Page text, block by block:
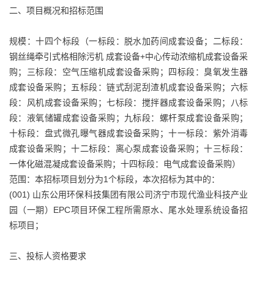
二、项目概况和招标范围
规模：十四个标段（一标段：脱水加药间成套设备；二标段：
钢丝绳牵引式格相除污机 成套设备+中心传动浓缩机成套设备采
购；三标段：空气压缩机成套设备采购；四标段：臭氧发生器
成套设备采购；五标段：链式刮泥刮渣机成套设备采购；六标
段：风机成套设备采购；七标段：搅拌器成套设备采购；八标
段：液氧储罐成套设备采购；九标段：螺杆泵成套设备采购；
十标段：盘式微孔曝气器成套设备采购；十一标段：紫外消毒
成套设备采购；十二标段：离心泵成套设备采购；十三标段：
一体化磁混凝成套设备采购；十四标段：电气成套设备采购）
范围：本招标项目划分为1个标段，本次招标为其中的：
(001) 山东公用环保科技集团有限公司济宁市现代渔业科技产业
园（一期）EPC项目环保工程所需原水、尾水处理系统设备招
标项目；
三、投标人资格要求